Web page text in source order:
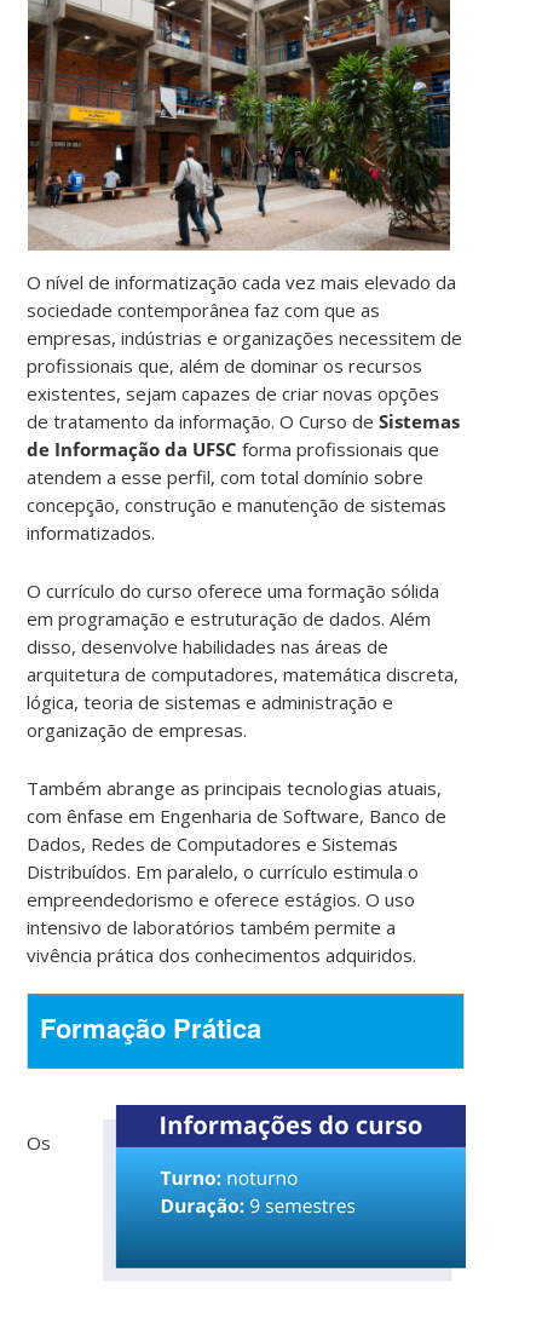
O nível de informatização cada vez mais elevado da
sociedade contemporânea faz com que as
empresas, indústrias e organizações necessitem de
profissionais que, além de dominar os recursos
existentes, sejam capazes de criar novas opções
de tratamento da informação. O Curso deSistemas
de Informação da UFSC forma profissionais que
atendem a esse perfil, com total domínio sobre
concepção, construção e manutenção de sistemas
informatizados.
O currículo do cursooferece uma formaçãosólida
emprogramação e estruturação de dados. Além
disso,desenvolve habilidadesnas áreas de
arquitetura de computadores, matemática discreta,
lógica, teoria de sistemas e administração e
organização de empresas.
Também abrange as principais tecnologias atuais,
com ênfase em Engenharia de Software, Banco de
Dados, Redes de Computadores e Sistemas
Distribuídos. Em paralelo, o currículo estimula o
empreendedorismo e oferece estágios. O uso
intensivo de laboratórios também permite a
vivência prática dos conhecimentos adquiridos.
Formação Prática
Os